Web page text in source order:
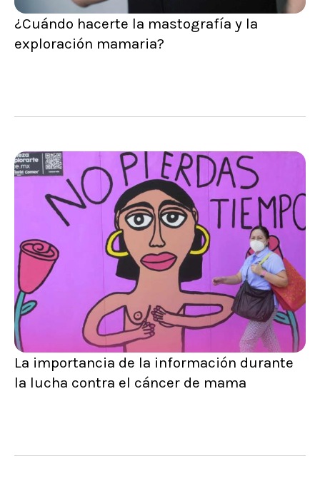
¿Cuándo hacerte la mastografía y la
exploración mamaria?
La importancia de la información durante
la lucha contra el cáncer de mama